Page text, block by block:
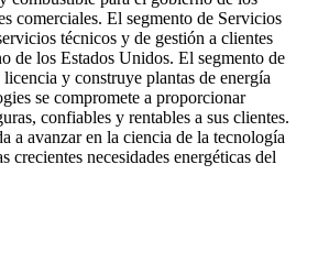
comerciales. El segmento de Servicios
técnicos y de gestión a clientes
de los Estados Unidos. El segmento de
y construye plantas de energía
se compromete a proporcionar
confiables y rentables a sus clientes.
a avanzar en la ciencia de la tecnología
crecientes necesidades energéticas del